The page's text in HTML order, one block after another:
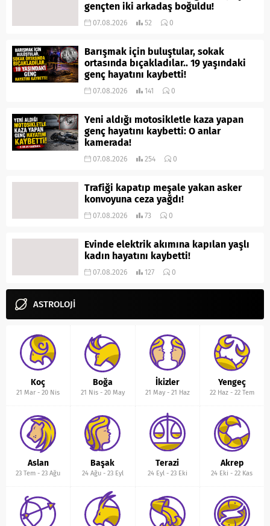
gençten iki arkadaş boğuldu!
07.08.2026 52 0
Barışmak için buluştular, sokak
ortasında bıçakladılar.. 19 yaşındaki
genç hayatını kaybetti!
07.08.2026 141 0
Yeni aldığı motosikletle kaza yapan
genç hayatını kaybetti: O anlar
kamerada!
07.08.2026 254 0
Trafiği kapatıp meşale yakan asker
konvoyuna ceza yağdı!
07.08.2026 73 0
Evinde elektrik akımına kapılan yaşlı
kadın hayatını kaybetti!
07.08.2026 127 0
ASTROLOJİ
Koç
21 Mar -20 Nis
Boğa
21 Nis- 20 May
İkizler
21 May- 21 Haz
Yengeç
22 Haz- 22 Tem
Aslan
23 Tem -23 Ağu
Başak
24 Ağu- 23 Eyl
Terazi
24 Eyl- 23 Eki
Akrep
24 Eki -22 Kas